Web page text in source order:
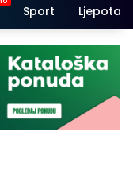
Sport Ljepota i